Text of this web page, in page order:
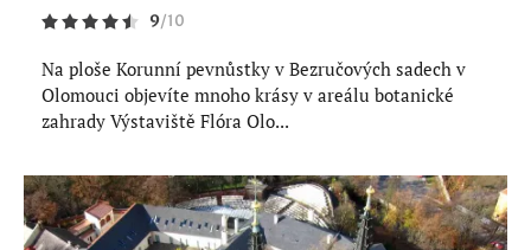
9/10
Na ploše Korunní pevnůstky v Bezručových sadech v
Olomouci objevíte mnoho krásy v areálu botanické
zahrady Výstaviště Flóra Olo...